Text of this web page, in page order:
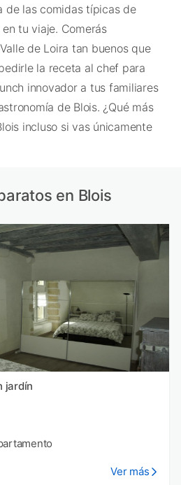
de las comidas típicas de
tu viaje. Comerás
de Loira tan buenos que
la receta al chef para
innovador a tus familiares
de Blois. ¿Qué más
incluso si vas únicamente
en Blois
jardín
Ver más